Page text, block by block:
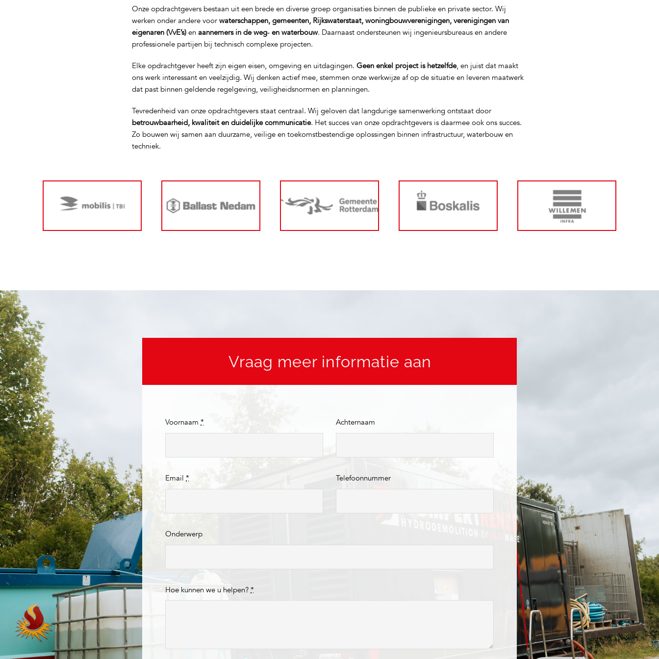
Onze opdrachtgevers bestaan uit een brede en diverse groep organisaties binnen de publieke en private sector. Wij
werken onder andere voorwaterschappen, gemeenten, Rijkswaterstaat, woningbouwverenigingen, verenigingen van
eigenaren (VvE’s) enaannemers in de weg‑ en waterbouw. Daarnaast ondersteunen wij ingenieursbureaus en andere
professionele partijen bij technisch complexe projecten.
Elke opdrachtgever heeft zijn eigen eisen, omgeving en uitdagingen.Geen enkel project is hetzelfde, en juist dat maakt
ons werk interessant en veelzijdig. Wij denken actief mee, stemmen onze werkwijze af op de situatie en leveren maatwerk
dat past binnen geldende regelgeving, veiligheidsnormen en planningen.
Tevredenheid van onze opdrachtgevers staat centraal. Wij geloven dat langdurige samenwerking ontstaat door
betrouwbaarheid, kwaliteit en duidelijke communicatie. Het succes van onze opdrachtgevers is daarmee ook ons succes.
Zo bouwen wij samen aan duurzame, veilige en toekomstbestendige oplossingen binnen infrastructuur, waterbouw en
techniek.
Vraag meer informatie aan
Voornaam*
Email*
Achternaam
Telefoonnummer
Onderwerp
Hoe kunnen we u helpen?*